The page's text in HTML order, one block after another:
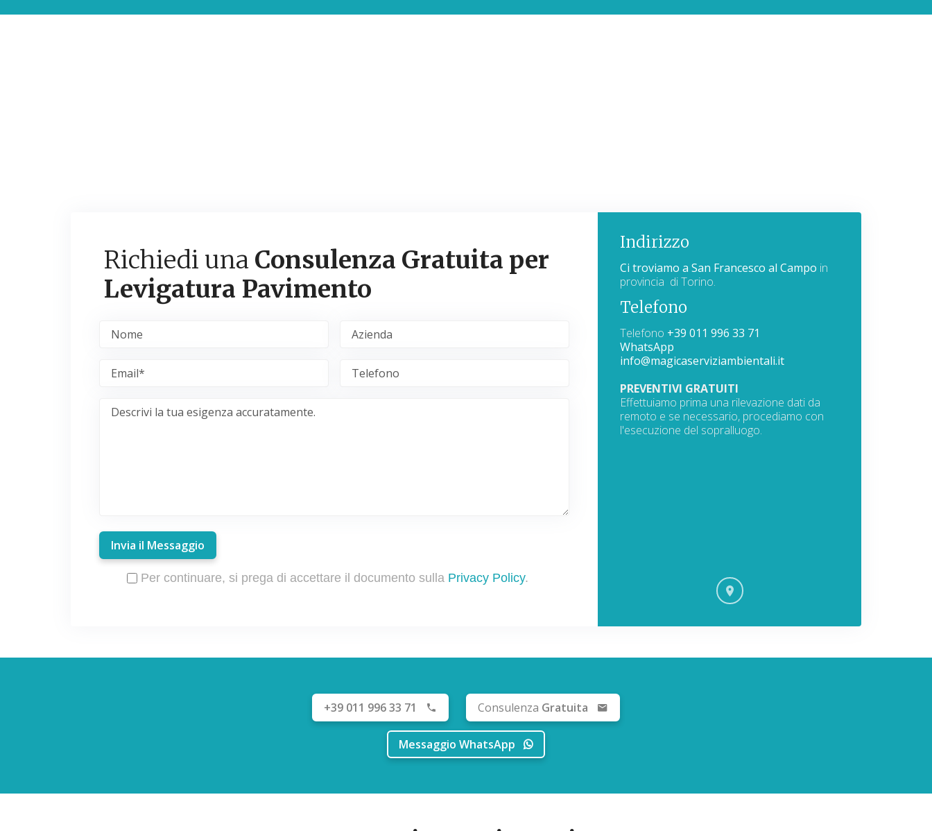
Richiedi una Consulenza Gratuita per
Levigatura Pavimento
Invia il Messaggio
Per continuare, si prega di accettare il documento sulla Privacy Policy.
Indirizzo
Ci troviamo a San Francesco al Campo in
provincia di Torino.
Telefono
Telefono +39 011 996 33 71
WhatsApp
info@magicaserviziambientali.it
PREVENTIVI GRATUITI
Effettuiamo prima una rilevazione dati da
remoto e se necessario, procediamo con
l'esecuzione del sopralluogo.
+39 011 996 33 71 Consulenza Gratuita
Messaggio WhatsApp